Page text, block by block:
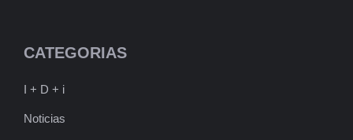
CATEGORIAS
I + D + i
Noticias